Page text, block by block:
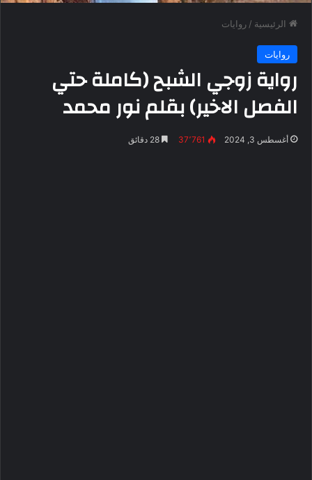
الرئيسية / روايات
روايات
رواية زوجي الشبح (كاملة حتي
الفصل الاخير) بقلم نور محمد
أغسطس 3, 2024 37٬761